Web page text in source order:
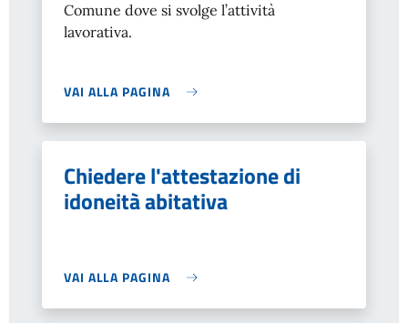
Comune dove si svolge l’attività
lavorativa.
VAI ALLA PAGINA
Chiedere l'attestazione di
idoneità abitativa
VAI ALLA PAGINA